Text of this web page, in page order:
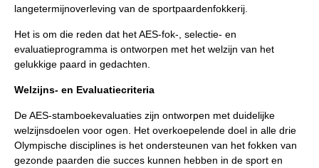
langetermijnoverleving van de sportpaardenfokkerij.
Het is om die reden dat het AES-fok-, selectie- en
evaluatieprogramma is ontworpen met het welzijn van het
gelukkige paard in gedachten.
Welzijns- en Evaluatiecriteria
De AES-stamboekevaluaties zijn ontworpen met duidelijke
welzijnsdoelen voor ogen. Het overkoepelende doel in alle drie
Olympische disciplines is het ondersteunen van het fokken van
gezonde paarden die succes kunnen hebben in de sport en